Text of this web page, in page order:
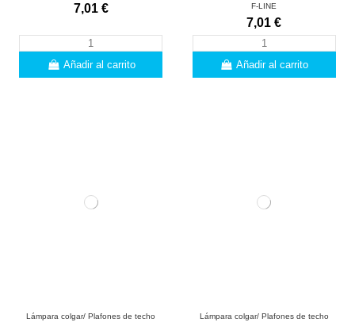
7,01 €
Añadir al carrito
F-LINE
7,01 €
Añadir al carrito
Lámpara colgar/ Plafones de techo Lámpara colgar/ Plafones de techo